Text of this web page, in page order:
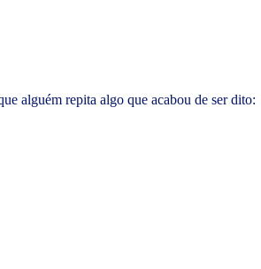
alguém repita algo que acabou de ser dito: